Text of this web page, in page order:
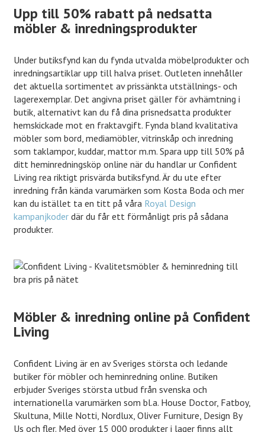
Upp till 50% rabatt på nedsatta
möbler & inredningsprodukter
Under butiksfynd kan du fynda utvalda möbelprodukter och
inredningsartiklar upp till halva priset. Outleten innehåller
det aktuella sortimentet av prissänkta utställnings- och
lagerexemplar. Det angivna priset gäller för avhämtning i
butik, alternativt kan du få dina prisnedsatta produkter
hemskickade mot en fraktavgift. Fynda bland kvalitativa
möbler som bord, mediamöbler, vitrinskåp och inredning
som taklampor, kuddar, mattor m.m. Spara upp till 50% på
ditt heminredningsköp online när du handlar ur Confident
Living rea riktigt prisvärda butiksfynd. Är du ute efter
inredning från kända varumärken som Kosta Boda och mer
kan du istället ta en titt på våra Royal Design
kampanjkoder där du får ett förmånligt pris på sådana
produkter.
Möbler & inredning online på Confident
Living
Confident Living är en av Sveriges största och ledande
butiker för möbler och heminredning online. Butiken
erbjuder Sveriges största utbud från svenska och
internationella varumärken som bl.a. House Doctor, Fatboy,
Skultuna, Mille Notti, Nordlux, Oliver Furniture, Design By
Us och fler. Med över 15 000 produkter i lager finns allt